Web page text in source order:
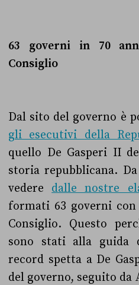
63 governi in 70
Consiglio
Dal sito del governo è
gli esecutivi della
quello De Gasperi II
storia repubblicana.
vedere dalle nostre
formati 63 governi
Consiglio. Questo
sono stati alla guida
record spetta a De
del governo, seguito